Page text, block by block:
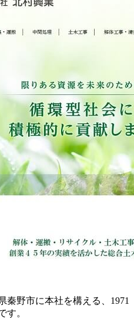
秦野市に本社を構える、1971
す。